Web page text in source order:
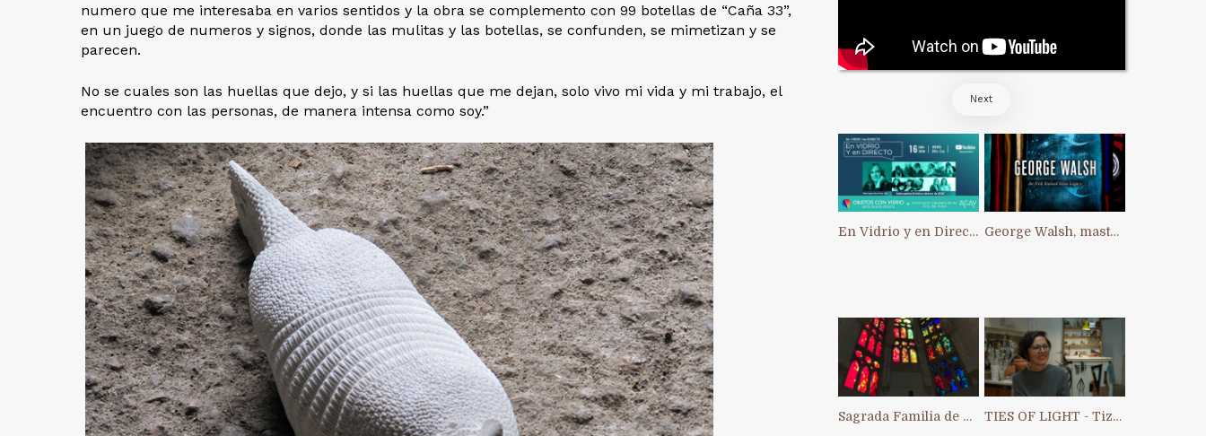
numero que me interesaba en varios sentidos y la obra se complemento con 99 botellas de “Caña 33”,
en un juego de numeros y signos, donde las mulitas y las botellas, se confunden, se mimetizan y se
parecen.
No se cuales son las huellas que dejo, y si las huellas que me dejan, solo vivo mi vida y mi trabajo, el
encuentro con las personas, de manera intensa como soy.”
Next
En Vidrio y en Directo: primer Intercambio Artístico Interno de ACAV George Walsh, master of stained glass in Ireland
Sagrada Familia de Barcelona TIES OF LIGHT - Tiziana Chiara